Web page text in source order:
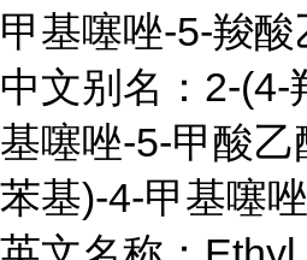
甲基噻唑-5-羧酸
中文别名：2-(4-
基噻唑-5-甲酸
苯基)-4-甲基噻